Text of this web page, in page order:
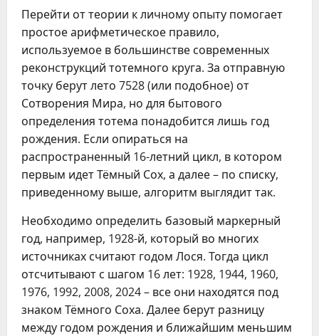
Перейти от теории к личному опыту помогает
простое арифметическое правило,
используемое в большинстве современных
реконструкций тотемного круга. За отправную
точку берут лето 7528 (или подобное) от
Сотворения Мира, но для бытового
определения тотема понадобится лишь год
рождения. Если опираться на
распространенный 16-летний цикл, в котором
первым идет Тёмный Сох, а далее – по списку,
приведенному выше, алгоритм выглядит так.
Необходимо определить базовый маркерный
год, например, 1928-й, который во многих
источниках считают годом Лося. Тогда цикл
отсчитывают с шагом 16 лет: 1928, 1944, 1960,
1976, 1992, 2008, 2024 – все они находятся под
знаком Тёмного Соха. Далее берут разницу
между годом рождения и ближайшим меньшим